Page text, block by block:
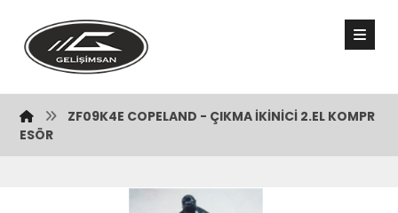
ZF09K4E COPELAND - ÇIKMA İKİNİCİ 2.EL KOMPR
ESÖR